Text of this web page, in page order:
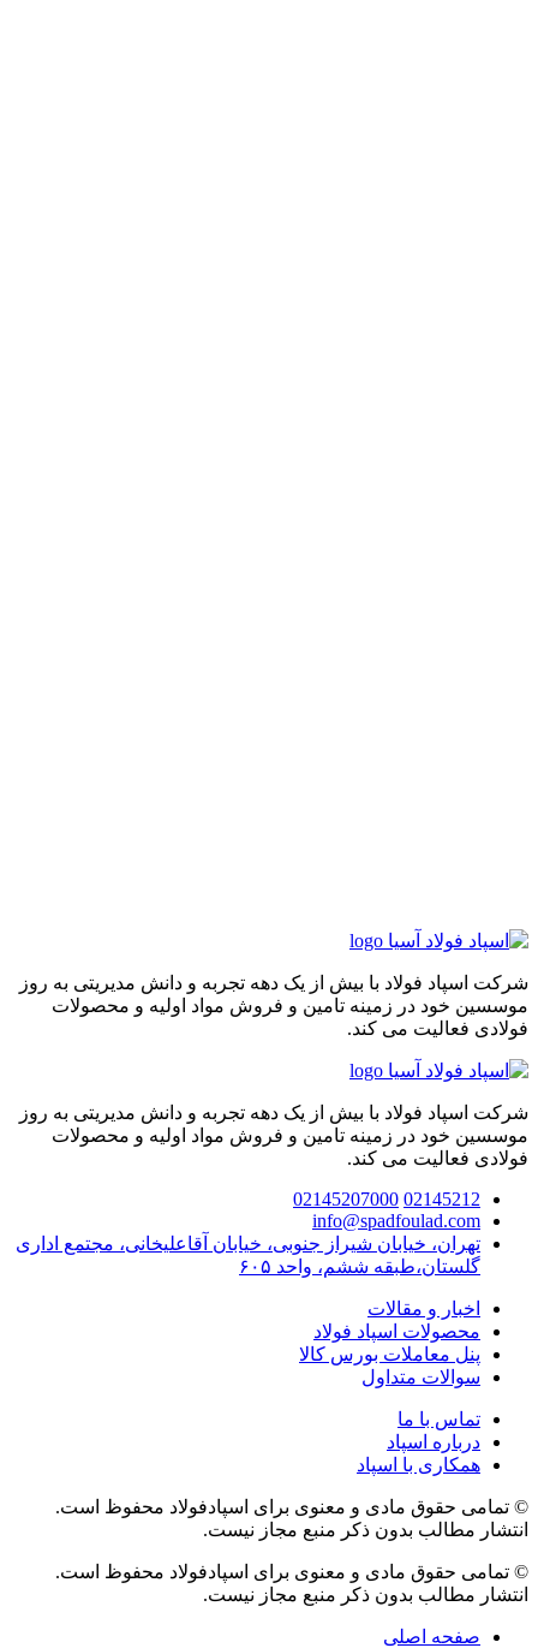
شرکت اسپاد فولاد با بیش از یک دهه تجربه و دانش مدیریتی به روز
موسسین خود در زمینه تامین و فروش مواد اولیه و محصولات
فولادی فعالیت می کند.
شرکت اسپاد فولاد با بیش از یک دهه تجربه و دانش مدیریتی به روز
موسسین خود در زمینه تامین و فروش مواد اولیه و محصولات
فولادی فعالیت می کند.
02145212
02145207000
info@spadfoulad.com
تهران، خیابان شیراز جنوبی، خیابان آقاعلیخانی، مجتمع اداری
گلستان،طبقه ششم، واحد ۶۰۵
اخبار و مقالات
محصولات اسپاد فولاد
پنل معاملات بورس کالا
سوالات متداول
تماس با ما
درباره اسپاد
همکاری با اسپاد
© تمامی حقوق مادی و معنوی برای اسپادفولاد محفوظ است.
انتشار مطالب بدون ذکر منبع مجاز نیست.
© تمامی حقوق مادی و معنوی برای اسپادفولاد محفوظ است.
انتشار مطالب بدون ذکر منبع مجاز نیست.
صفحه اصلی